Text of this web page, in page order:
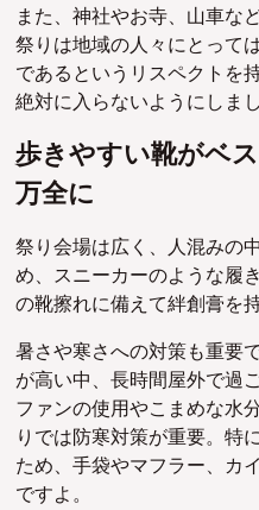
また、神社やお寺、山車な
祭りは地域の人々にとって
であるというリスペクトを
絶対に入らないようにしまし
歩きやすい靴がベ
万全に
祭り会場は広く、人混みの
め、スニーカーのような履
の靴擦れに備えて絆創膏を
暑さや寒さへの対策も重要
が高い中、長時間屋外で過
ファンの使用やこまめな水
りでは防寒対策が重要。特
ため、手袋やマフラー、カ
ですよ。